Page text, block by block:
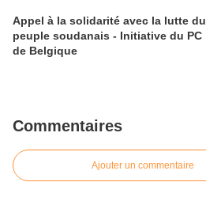
Appel à la solidarité avec la lutte du
peuple soudanais - Initiative du PC
de Belgique
Commentaires
Ajouter un commentaire